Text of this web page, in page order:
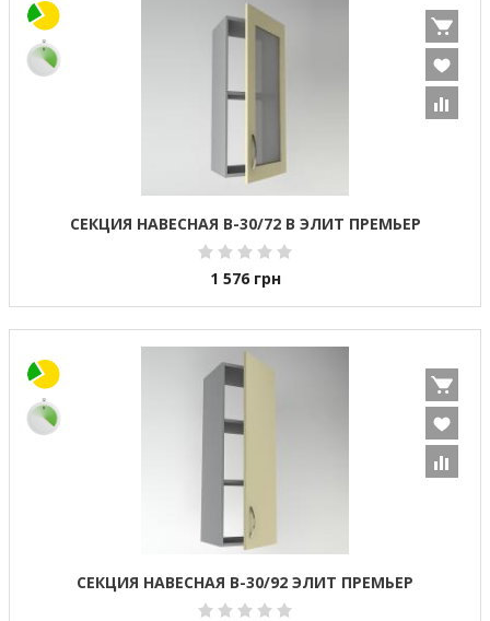
СЕКЦИЯ НАВЕСНАЯ В-30/72 В ЭЛИТ ПРЕМЬЕР
1 576 грн
СЕКЦИЯ НАВЕСНАЯ В-30/92 ЭЛИТ ПРЕМЬЕР